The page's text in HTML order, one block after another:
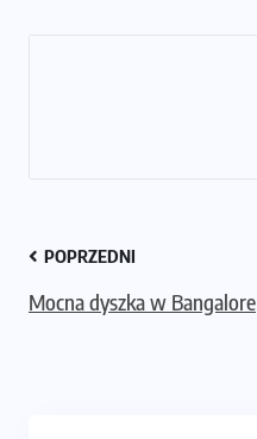
POPRZEDNI
Mocna dyszka w Bangalore